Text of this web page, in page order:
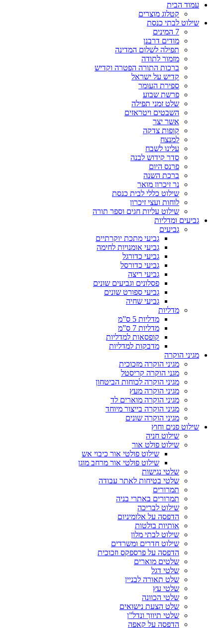
עמוד הבית
קטלוג מוצרים
שילוט לבתי כנסת
7 המינים
מודים דרבנן
תפילה לשלום המדינה
מזמור לתודה
ברכות התורה הפטרה וקדיש
קדיש על ישראל
ספירת העומר
פרשת שבוע
שלט זמני תפילה
השבטים ויטראזים
אשר יצר
קופות צדקה
למנצח
עלינו לשבח
סדר קידוש לבנה
פרנס היום
ברכת השנה
נר זיכרון מואר
שילוט כללי לבית כנסת
לוחות ועצי זיכרון
שילוט עליות חגים וספר תורה
גביעים ומדליות
גביעים
גביעי מתכת יוקרתיים
גביעי אומנויות לחימה
גביעי כדורגל
גביעי כדורסל
גביעי ריצה
פסלונים וגביעים שונים
גביעי ספורט שונים
גביעי שחיה
מדליות
מדליות 5 ס”מ
מדליות 7 ס”מ
קופסאות למדליות
מדבקות למדליות
מגיני הוקרה
מגיני הוקרה מזכוכית
מגני הוקרה קריסטל
מגיני הוקרה לכוחות הביטחון
מגיני הוקרה מעץ
מגיני הוקרה מוארים לד
מגיני הוקרה בייצור מיוחד
מגיני הוקרה שונים
שילוט פנים וחוץ
שילוט חניה
שילוט פולט אור
שילוט פולטי אור כיבוי אש
שילוט פולטי אור מרחב מוגן
שלטי נגישות
שלטי בטיחות לאתר עבודה
תמרורים
תמרורים באתרי בניה
שילוט לבריכה
הדפסה על אלומיניום
אותיות בולטות
שילוט לבתי מלון
שילוט חדרים ומשרדים
הדפסה על פרספקס וזכוכית
שלטים מוארים
שלטי דגל
שלט תאורה לבניין
שלטי עץ
שלטי הכוונה
שלט הצעת נישואים
שלטי תיווך ונדל”ן
הדפסה על קאפה